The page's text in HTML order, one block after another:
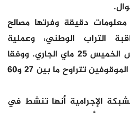
دقيقة وفرتها مصالح
التراب الوطني، وعملية
التوقيف جرت يوم أمس الخميس 25 ماي الجاري. ووفقا
لمصدر أمني فإن أعمار الموقوفين تتراوح ما بين 27 و60
الإجرامية أنها تنشط في